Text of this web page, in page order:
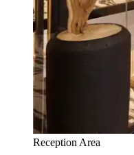
Reception Area